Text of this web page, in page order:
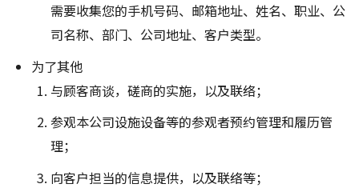
需要收集您的手机号码、邮箱地址、姓名、职业、公
司名称、部门、公司地址、客户类型。
为了其他
与顾客商谈，磋商的实施，以及联络；
参观本公司设施设备等的参观者预约管理和履历管
理；
向客户担当的信息提供，以及联络等；